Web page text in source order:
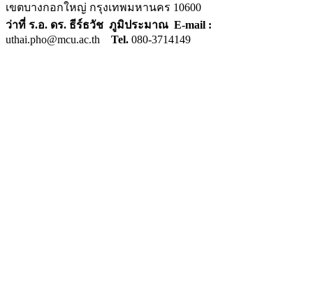
เขตบางกอกใหญ่ กรุงเทพมหานคร 10600
ว่าที่ ร.อ. ดร. ธีร์ธวัช ภูมิประมาณ E-mail :
uthai.pho@mcu.ac.th Tel. 080-3714149